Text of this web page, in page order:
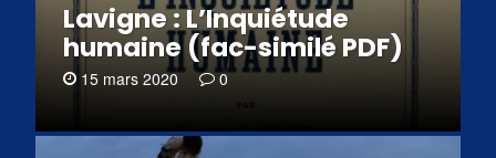
Lavigne : L’Inquiétude
humaine (fac-similé PDF)
15 mars 2020 0